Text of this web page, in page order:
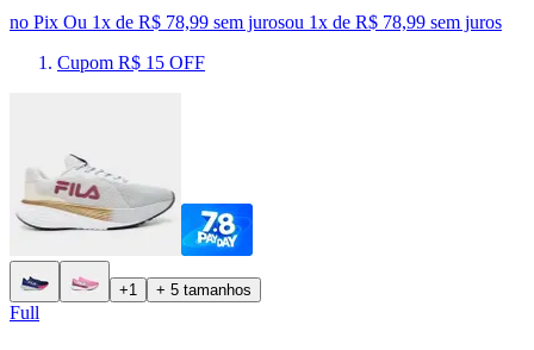
no Pix Ou 1x de R$ 78,99 sem jurosou 1x de R$ 78,99 sem juros
Cupom R$ 15 OFF
+1 + 5 tamanhos
Full